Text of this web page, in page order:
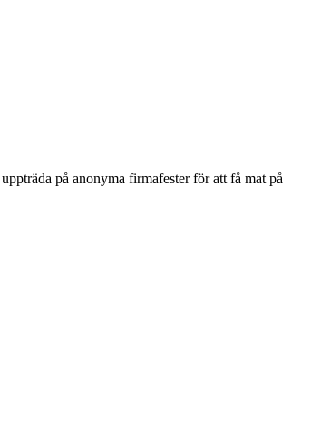
på anonyma firmafester för att få mat på